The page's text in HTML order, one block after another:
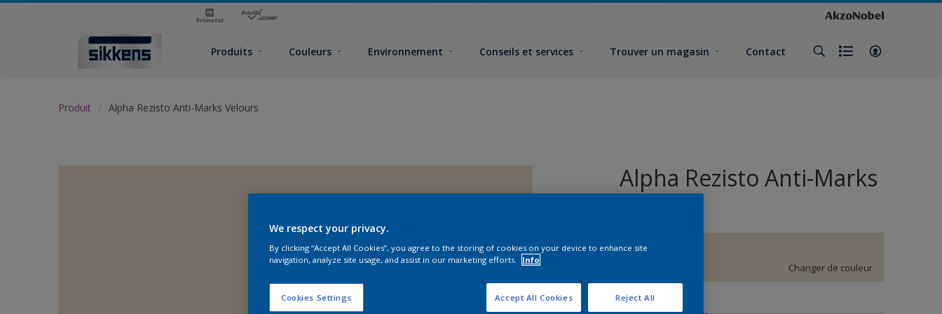
Produits Couleurs Environnement Conseils et services Trouver un magasin Contact
Produit Alpha Rezisto Anti-Marks Velours
Alpha Rezisto Anti-Marks
Velours
F3.05.82
Changer de couleur
Format
We respect your privacy.
By clicking “Accept All Cookies”, you agree to the storing of cookies on your device to enhance site
navigation, analyze site usage, and assist in our marketing efforts.
Info
Cookies Settings Reject All
Accept All Cookies